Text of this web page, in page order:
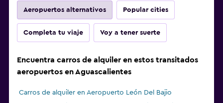
Aeropuertos alternativos Popular cities
Completa tu viaje Voy a tener suerte
Encuentra carros de alquiler en estos transitados
aeropuertos en Aguascalientes
Carros de alquiler en Aeropuerto León Del Bajio